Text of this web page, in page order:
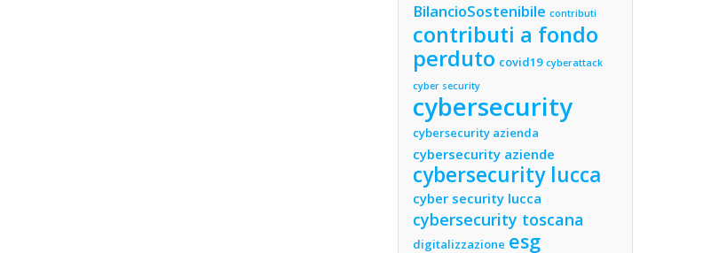
BilancioSostenibile contributi
contributi a fondo
perduto covid19 cyberattack
cyber security
cybersecurity
cybersecurity azienda
cybersecurity aziende
cybersecurity lucca
cyber security lucca
cybersecurity toscana
digitalizzazione esg